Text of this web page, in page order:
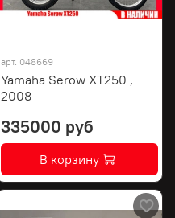
арт. 048669
Yamaha Serow XT250 ,
2008
335000 руб
В корзину